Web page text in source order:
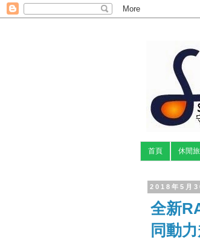
首頁 休閒
2018年5月
全新
同動